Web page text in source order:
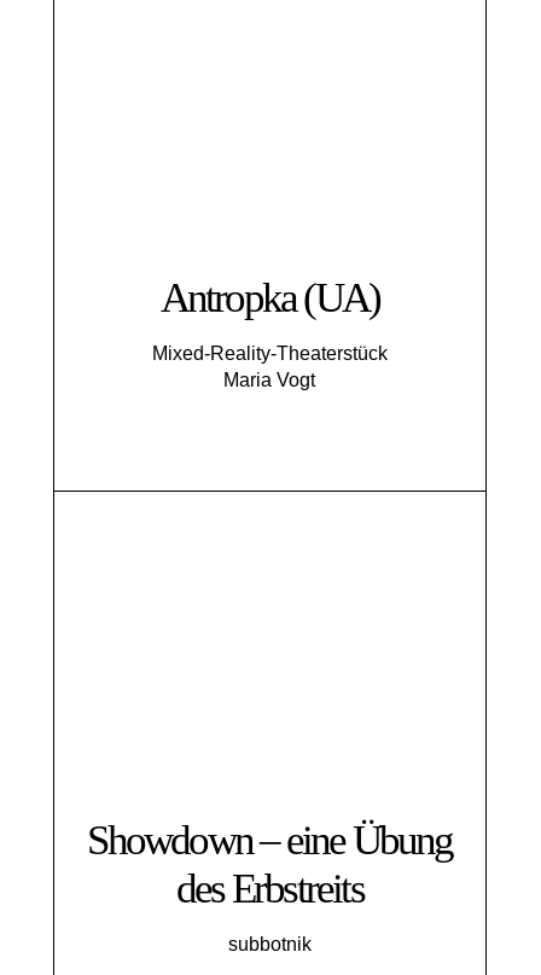
Antropka (UA)
Mixed-Reality-Theaterstück
Maria Vogt
Showdown – eine Übung
des Erbstreits
subbotnik